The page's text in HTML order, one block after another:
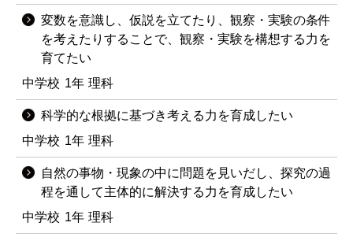
変数を意識し、仮説を立てたり、観察・実験の条件
を考えたりすることで、観察・実験を構想する力を
育てたい
中学校 1年 理科
科学的な根拠に基づき考える力を育成したい
中学校 1年 理科
自然の事物・現象の中に問題を見いだし、探究の過
程を通して主体的に解決する力を育成したい
中学校 1年 理科